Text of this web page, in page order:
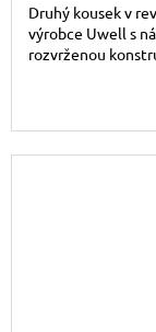
Druhý kousek v
výrobce Uwell s
rozvrženou